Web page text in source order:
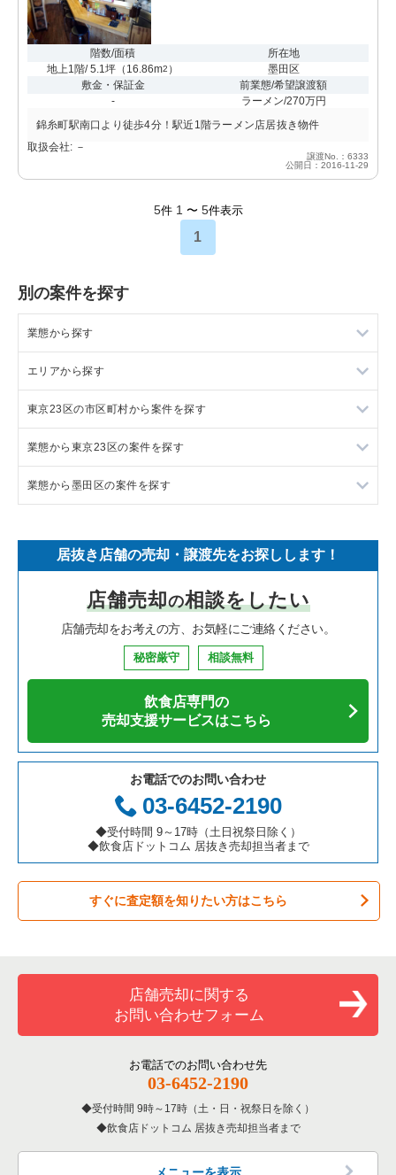
階数/面積
地上1階/ 5.1坪 （ 16.86m2 ）
所在地
墨田区
敷金・保証金
-
前業態/希望譲渡額
ラーメン/270万円
錦糸町駅南口より徒歩4分！駅近1階ラーメン店居抜き物件
取扱会社: －
譲渡No.：6333
公開日：2016-11-29
5件 1 〜 5件表示
1
別の案件を探す
業態から探す
ラーメンの居抜き売却物件の案件一覧
フランス料理の居抜き売却物件の案件一覧
イタリア料理の居抜き売却物件の案件一覧
中華の居抜き売却物件の案件一覧
寿司の居抜き売却物件の案件一覧
焼肉の居抜き売却物件の案件一覧
鉄板焼き・お好み焼の居抜き売却物件の案件一覧
カフェの居抜き売却物件の案件一覧
テイクアウトの居抜き売却物件の案件一覧
お弁当・惣菜・デリの居抜き売却物件の案件一覧
カラオケ・パブ・スナックの居抜き売却物件の案件一覧
バーの居抜き売却物件の案件一覧
居酒屋・ダイニングバーの居抜き売却物件の案件一覧
洋食の居抜き売却物件の案件一覧
その他の居抜き売却物件の案件一覧
エリアから探す
東京23区の飲食店の居抜き売却物件の案件一覧
東京都下の飲食店の居抜き売却物件の案件一覧
千葉県の飲食店の居抜き売却物件の案件一覧
神奈川県の飲食店の居抜き売却物件の案件一覧
大阪府の飲食店の居抜き売却物件の案件一覧
兵庫県の飲食店の居抜き売却物件の案件一覧
愛知県の飲食店の居抜き売却物件の案件一覧
岐阜県の飲食店の居抜き売却物件の案件一覧
三重県の飲食店の居抜き売却物件の案件一覧
東京23区の市区町村から案件を探す
目黒区の飲食店の居抜き売却物件の案件一覧
渋谷区の飲食店の居抜き売却物件の案件一覧
新宿区の飲食店の居抜き売却物件の案件一覧
葛飾区の飲食店の居抜き売却物件の案件一覧
中央区の飲食店の居抜き売却物件の案件一覧
千代田区の飲食店の居抜き売却物件の案件一覧
港区の飲食店の居抜き売却物件の案件一覧
足立区の飲食店の居抜き売却物件の案件一覧
板橋区の飲食店の居抜き売却物件の案件一覧
台東区の飲食店の居抜き売却物件の案件一覧
練馬区の飲食店の居抜き売却物件の案件一覧
北区の飲食店の居抜き売却物件の案件一覧
江戸川区の飲食店の居抜き売却物件の案件一覧
墨田区の飲食店の居抜き売却物件の案件一覧
品川区の飲食店の居抜き売却物件の案件一覧
業態から東京23区の案件を探す
東京23区のラーメンの居抜き売却物件の案件一覧
東京23区のイタリア料理の居抜き売却物件の案件一覧
東京23区の中華の居抜き売却物件の案件一覧
東京23区のそば・うどんの居抜き売却物件の案件一覧
東京23区の焼肉の居抜き売却物件の案件一覧
東京23区の鉄板焼き・お好み焼の居抜き売却物件の案件一覧
東京23区のアジア料理の居抜き売却物件の案件一覧
東京23区のカフェの居抜き売却物件の案件一覧
東京23区のテイクアウトの居抜き売却物件の案件一覧
東京23区のお弁当・惣菜・デリの居抜き売却物件の案件一覧
東京23区のバーの居抜き売却物件の案件一覧
東京23区の居酒屋・ダイニングバーの居抜き売却物件の案件一
東京23区の専門料理の居抜き売却物件の案件一覧
東京23区の和食の居抜き売却物件の案件一覧
東京23区の洋食の居抜き売却物件の案件一覧
業態から墨田区の案件を探す
墨田区のフランス料理の居抜き売却物件の案件一覧
墨田区のイタリア料理の居抜き売却物件の案件一覧
墨田区の中華の居抜き売却物件の案件一覧
墨田区の焼肉の居抜き売却物件の案件一覧
墨田区の鉄板焼き・お好み焼の居抜き売却物件の案件一覧
墨田区のアジア料理の居抜き売却物件の案件一覧
墨田区のカフェの居抜き売却物件の案件一覧
墨田区のテイクアウトの居抜き売却物件の案件一覧
墨田区のお弁当・惣菜・デリの居抜き売却物件の案件一覧
墨田区のバーの居抜き売却物件の案件一覧
墨田区の居酒屋・ダイニングバーの居抜き売却物件の案件一覧
墨田区の和食の居抜き売却物件の案件一覧
墨田区の洋食の居抜き売却物件の案件一覧
墨田区のその他の居抜き売却物件の案件一覧
居抜き店舗の売却・譲渡先をお探しします！
店舗売却の相談をしたい
店舗売却をお考えの方、お気軽にご連絡ください。
秘密厳守 相談無料
飲食店専門の
売却支援サービスはこちら
お電話でのお問い合わせ
03-6452-2190
◆受付時間 9～17時（土日祝祭日除く）
◆飲食店ドットコム 居抜き売却担当者まで
すぐに査定額を知りたい方はこちら
店舗売却に関する
お問い合わせフォーム
お電話でのお問い合わせ先
03-6452-2190
受付時間 9時～17時（土・日・祝祭日を除く）
飲食店ドットコム 居抜き売却担当者まで